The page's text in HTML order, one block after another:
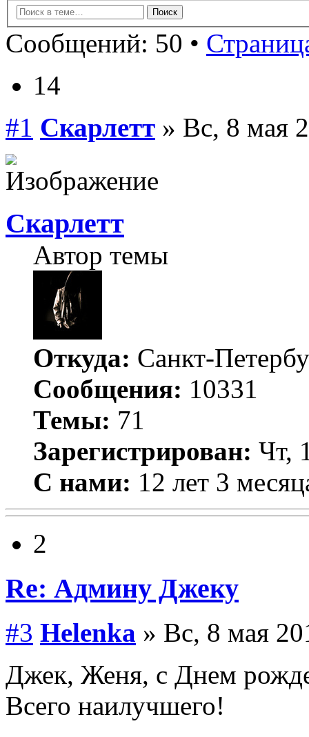
Сообщений: 50 •
14
#1 Скарлетт » Вс, 8 мая
Скарлетт
Автор темы
Откуда: Санкт-
Сообщения: 10331
Темы: 71
Зарегистрирован: Чт,
С нами: 12 лет 3
2
Re: Админу Джеку
#3 Helenka » Вс, 8 мая
Джек, Женя, с Днем
Всего наилучшего!